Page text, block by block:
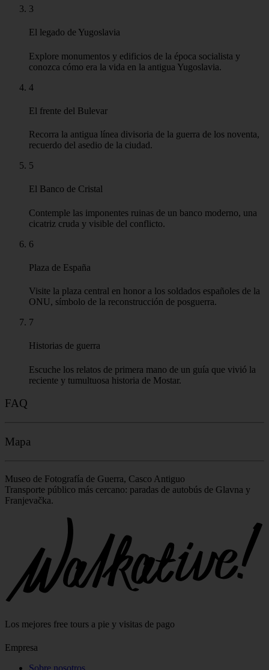
3
El legado de Yugoslavia
Explore monumentos y edificios de la época socialista y
conozca cómo era la vida en la antigua Yugoslavia.
4
El frente del Bulevar
Recorra la antigua línea divisoria de la guerra de los noventa,
recuerdo del asedio de la ciudad.
5
El Banco de Cristal
Contemple las imponentes ruinas de un banco moderno, una
cicatriz cruda y visible del conflicto.
6
Plaza de España
Visite la plaza central en honor a los soldados españoles de la
ONU, símbolo de la reconstrucción de posguerra.
7
Historias de guerra
Escuche los relatos de primera mano de un guía que vivió la
reciente y tumultuosa historia de Mostar.
FAQ
Mapa
Museo de Fotografía de Guerra, Casco Antiguo
Transporte público más cercano: paradas de autobús de Glavna y
Franjevačka.
Los mejores free tours a pie y visitas de pago
Empresa
Sobre nosotros